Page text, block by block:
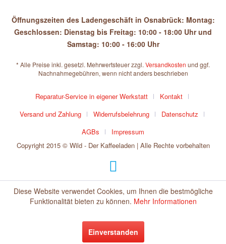
Öffnungszeiten des Ladengeschäft in Osnabrück: Montag:
Geschlossen: Dienstag bis Freitag: 10:00 - 18:00 Uhr und
Samstag: 10:00 - 16:00 Uhr
* Alle Preise inkl. gesetzl. Mehrwertsteuer zzgl. Versandkosten und ggf.
Nachnahmegebühren, wenn nicht anders beschrieben
Reparatur-Service in eigener Werkstatt
Kontakt
Versand und Zahlung
Widerrufsbelehrung
Datenschutz
AGBs
Impressum
Copyright 2015 © Wild - Der Kaffeeladen | Alle Rechte vorbehalten
Diese Website verwendet Cookies, um Ihnen die bestmögliche
Funktionalität bieten zu können. Mehr Informationen
Einverstanden